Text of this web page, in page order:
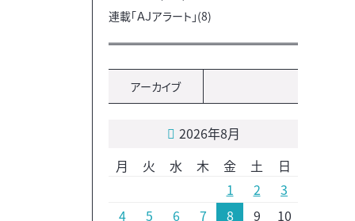
連載「ＡＪアラート」(8)
アーカイブ
2026年8月
月
火 水 木 金 土
日
1
2
3
4
5 6 7 8 9 10